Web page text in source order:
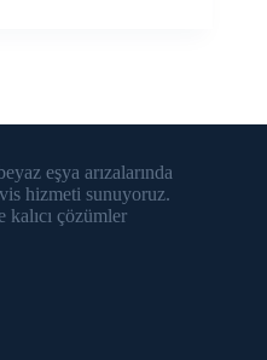
eşya arızalarında
hizmeti sunuyoruz.
çözümler